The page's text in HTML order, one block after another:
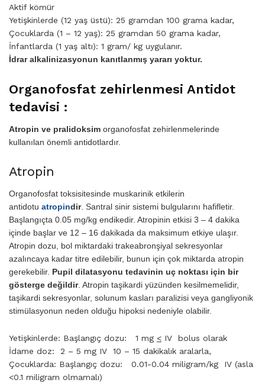
Aktif kömür
Yetişkinlerde (12 yaş üstü): 25 gramdan 100 grama kadar,
Çocuklarda (1 – 12 yaş): 25 gramdan 50 grama kadar,
İnfantlarda (1 yaş altı): 1 gram/ kg uygulanır.
İdrar alkalinizasyonun kanıtlanmış yararı yoktur.
Organofosfat zehirlenmesi Antidot
tedavisi :
Atropin ve pralidoksim organofosfat zehirlenmelerinde
kullanılan önemli antidotlardır.
Atropin
Organofosfat toksisitesinde muskarinik etkilerin
antidotu atropindir. Santral sinir sistemi bulgularını hafifletir.
Başlangıçta 0.05 mg/kg endikedir. Atropinin etkisi 3 – 4 dakika
içinde başlar ve 12 – 16 dakikada da maksimum etkiye ulaşır.
Atropin dozu, bol miktardaki trakeabronşiyal sekresyonlar
azalıncaya kadar titre edilebilir, bunun için çok miktarda atropin
gerekebilir. Pu­pil dilatasyonu tedavinin uç noktası için bir
gösterge değildir. Atropin taşikardi yüzünden kesilmemelidir,
taşikardi sekresyonlar, solunum kasları paralizisi veya gangliyonik
stimülasyonun neden olduğu hipoksi nedeniyle olabilir.
Yetişkinlerde: Başlangıç dozu: 1 mg < IV bolus olarak
İdame doz: 2 – 5 mg IV 10 – 15 dakikalık aralarla,
Çocuklarda: Başlangıç dozu: 0.01-0.04 miligram/kg IV (asla
<0.1 miligram olmamalı)